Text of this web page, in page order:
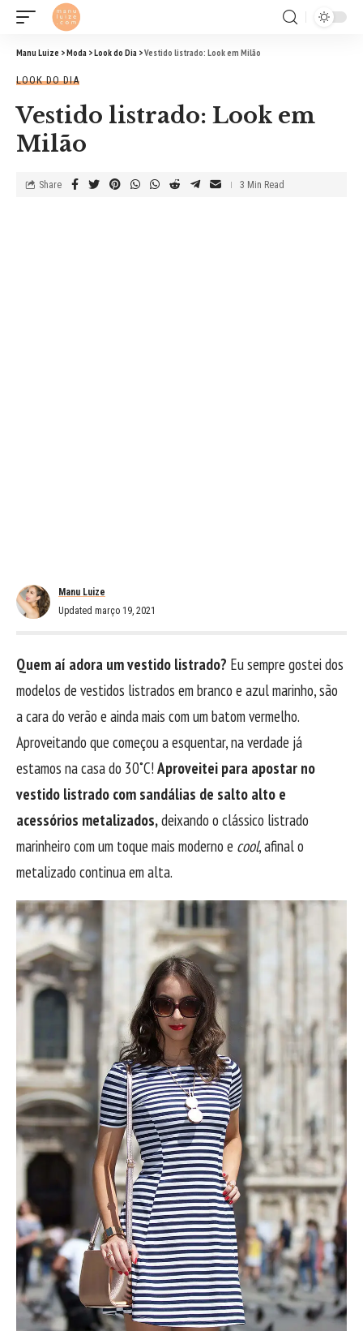
Manu Luize >Moda >Look do Dia >Vestido listrado: Look em Milão
LOOK DO DIA
Vestido listrado: Look em
Milão
Manu Luize
Updated março 19, 2021
Share 3 Min Read
Quem aí adora um vestido listrado? Eu sempre gostei dos
modelos de vestidos listrados em branco e azul marinho, são
a cara do verão e ainda mais com um batom vermelho.
Aproveitando que começou a esquentar, na verdade já
estamos na casa do 30˚C!Aproveitei para apostar no
vestido listrado com sandálias de salto alto e
acessórios metalizados,deixando o clássico listrado
marinheiro com um toque mais moderno e cool, afinal o
metalizado continua em alta.